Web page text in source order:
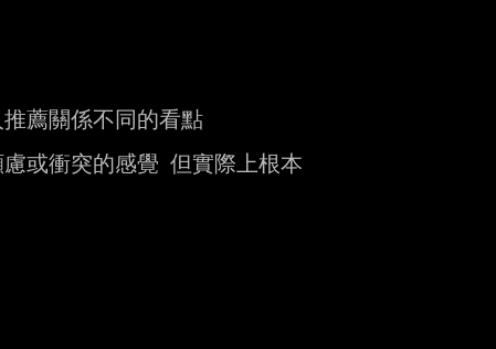
薦關係不同的看點
或衝突的感覺 但實際上根本